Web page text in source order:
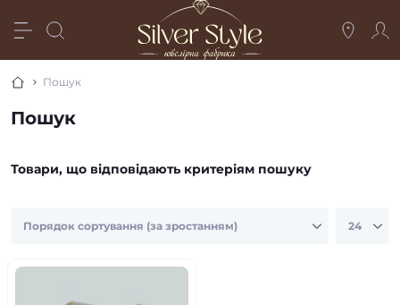
Пошук
Пошук
Товари, що відповідають критеріям пошуку